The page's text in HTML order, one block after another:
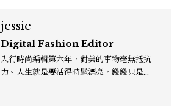
jessie
Digital Fashion Editor
入行時尚編輯第六年，對美的事物毫無抵抗
力。人生就是要活得時髦漂亮，錢錢只是變